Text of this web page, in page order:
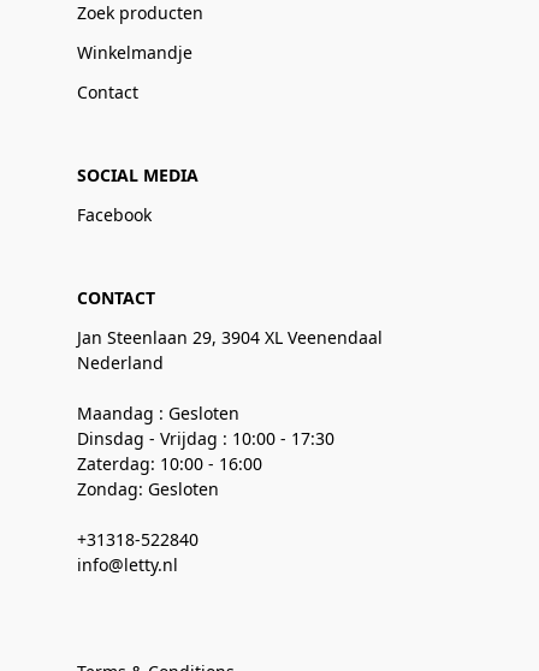
Zoek producten
Winkelmandje
Contact
SOCIAL MEDIA
Facebook
CONTACT
Jan Steenlaan 29, 3904 XL Veenendaal
Nederland
Maandag : Gesloten
Dinsdag - Vrijdag : 10:00 - 17:30
Zaterdag: 10:00 - 16:00
Zondag: Gesloten
+31318-522840
info@letty.nl